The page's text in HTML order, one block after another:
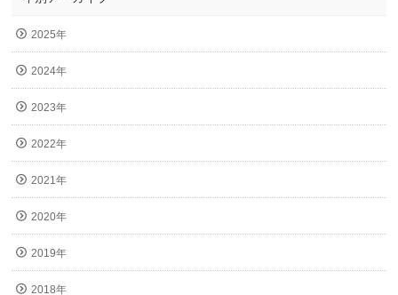
2025年
2024年
2023年
2022年
2021年
2020年
2019年
2018年